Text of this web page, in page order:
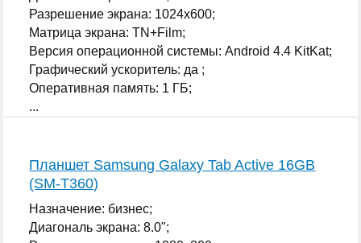
Разрешение экрана: 1024x600;
Матрица экрана: TN+Film;
Версия операционной системы: Android 4.4 KitKat;
Графический ускоритель: да ;
Оперативная память: 1 ГБ;
...
Планшет Samsung Galaxy Tab Active 16GB
(SM-T360)
Назначение: бизнес;
Диагональ экрана: 8.0";